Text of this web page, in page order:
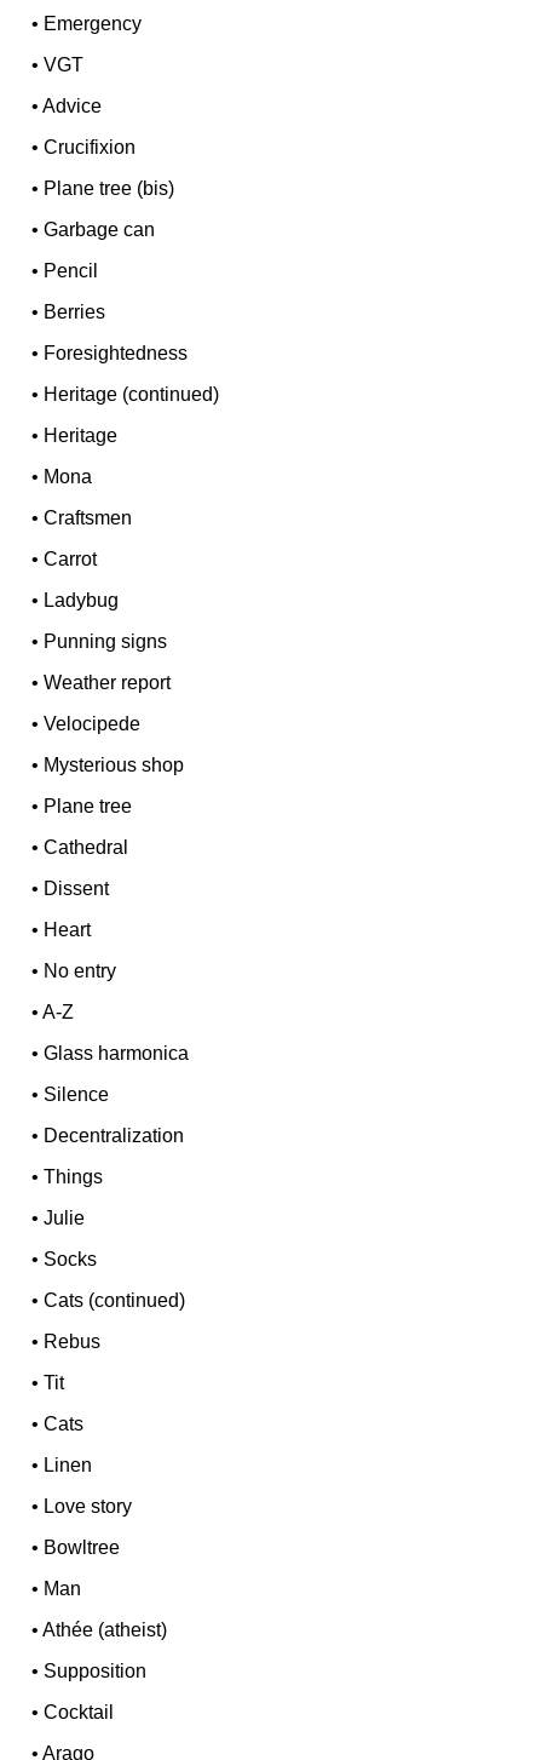
• Emergency
•VGT
•Advice
•Crucifixion
• Plane tree (bis)
•Garbage can
• Pencil
• Berries
• Foresightedness
• Heritage (continued)
• Heritage
• Mona
•Craftsmen
•Carrot
• Ladybug
• Punning signs
•Weather report
•Velocipede
• Mysterious shop
• Plane tree
•Cathedral
• Dissent
• Heart
• No entry
•A-Z
•Glass harmonica
• Silence
• Decentralization
•Things
•Julie
• Socks
•Cats (continued)
• Rebus
•Tit
•Cats
• Linen
• Love story
• Bowltree
• Man
•Athée (atheist)
• Supposition
•Cocktail
•Arago